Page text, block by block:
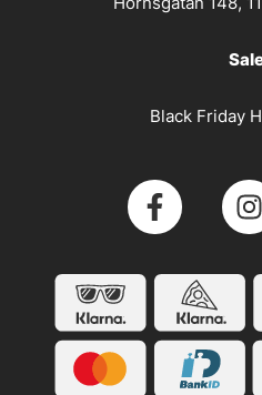
Black Friday